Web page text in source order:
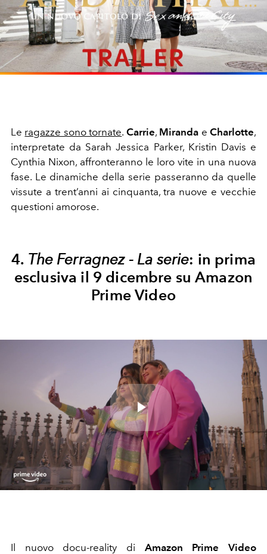
Play
Video
Le ragazze sono tornate. Carrie, Miranda eCharlotte,
interpretate da Sarah Jessica Parker, Kristin Davis e
Cynthia Nixon, affronteranno le loro vite in una nuova
fase. Le dinamiche della serie passeranno da quelle
vissute a trent’anni ai cinquanta, tra nuove e vecchie
questioni amorose.
4. The Ferragnez - La serie: in prima
esclusiva il 9 dicembre su Amazon
Prime Video
Play
Video
Il nuovo docu-reality di Amazon Prime Video